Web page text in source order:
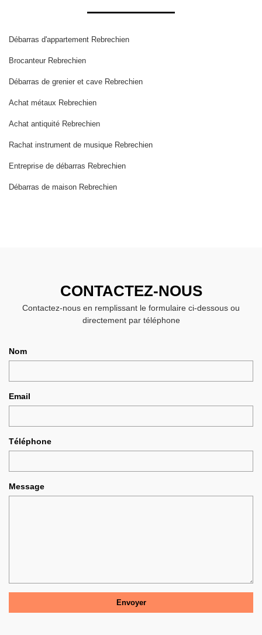
Débarras d'appartement Rebrechien
Brocanteur Rebrechien
Débarras de grenier et cave Rebrechien
Achat métaux Rebrechien
Achat antiquité Rebrechien
Rachat instrument de musique Rebrechien
Entreprise de débarras Rebrechien
Débarras de maison Rebrechien
CONTACTEZ-NOUS
Contactez-nous en remplissant le formulaire ci-dessous ou
directement par téléphone
Nom
Email
Téléphone
Message